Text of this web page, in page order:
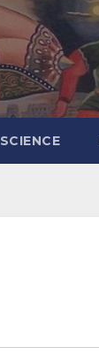
SCIENCE